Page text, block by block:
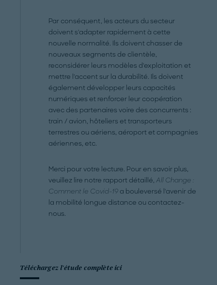
Par conséquent, les acteurs du secteur
doivent s'adapter rapidement à cette
nouvelle normalité. Ils doivent chasser de
nouveaux segments de clientèle,
reconsidérer leurs modèles d'exploitation et
mettre l'accent sur la durabilité. Ils doivent
également développer leurs capacités
numériques et renforcer leur coopération
avec des partenaires voire des concurrents :
train / avion, hôteliers et transporteurs
terrestres ou aériens, aéroport et compagnies
aériennes, etc.
Merci pour votre lecture. Pour en savoir plus,
veuillez lire notre rapport détaillé,All Change :
Comment le Covid-19 a bouleversé l'avenir de
la mobilité longue distance ou contactez-
nous.
Téléchargez l'étude complète ici